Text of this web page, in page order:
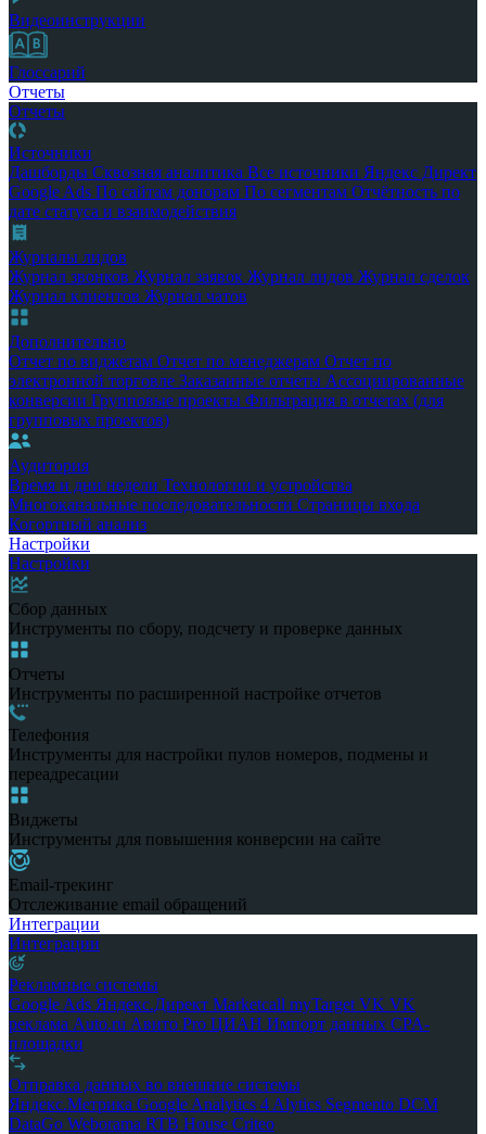
Видеоинструкции
Глоссарий
Отчеты
Отчеты
Источники
Дашборды Сквозная аналитика Все источники Яндекс Директ
Google Ads По сайтам донорам По сегментам Отчётность по
дате статуса и взаимодействия
Журналы лидов
Журнал звонков Журнал заявок Журнал лидов Журнал сделок
Журнал клиентов Журнал чатов
Дополнительно
Отчет по виджетам Отчет по менеджерам Отчет по
электронной торговле Заказанные отчеты Ассоциированные
конверсии Групповые проекты Фильтрация в отчетах (для
групповых проектов)
Аудитория
Время и дни недели Технологии и устройства
Многоканальные последовательности Страницы входа
Когортный анализ
Настройки
Настройки
Сбор данных
Инструменты по сбору, подсчету и проверке данных
Отчеты
Инструменты по расширенной настройке отчетов
Телефония
Инструменты для настройки пулов номеров, подмены и
переадресации
Виджеты
Инструменты для повышения конверсии на сайте
Email-трекинг
Отслеживание email обращений
Интеграции
Интеграции
Рекламные системы
Google Ads Яндекс.Директ Marketcall myTarget VK VK
реклама Auto.ru Авито Pro ЦИАН Импорт данных CPA-
площадки
Отправка данных во внешние системы
Яндекс.Метрика Google Analytics 4 Alytics Segmento DCM
DataGo Weborama RTB House Criteo